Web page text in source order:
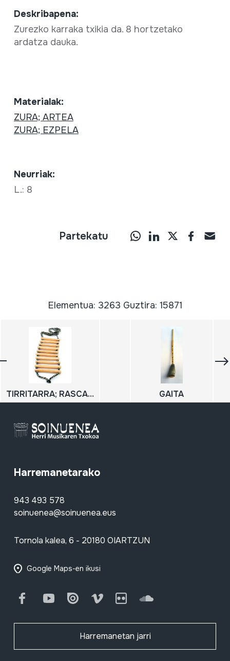
Deskribapena:
Zurezko karraka txikia da. 8 hortzetako
ardatza dauka.
Materialak:
ZURA; ARTEA
ZURA; EZPELA
Neurriak:
L.: 8
Partekatu
Elementua: 3263 Guztira: 15871
TIRRITARRA; RASCADOR GAITA
Harremanetarako
943 493 578
soinuenea@soinuenea.eus
Tornola kalea, 6 - 20180 OIARTZUN
Google Maps-en ikusi
FacebookYoutube Issuu Vimeo Flickr SoundCloud
Harremanetan jarri